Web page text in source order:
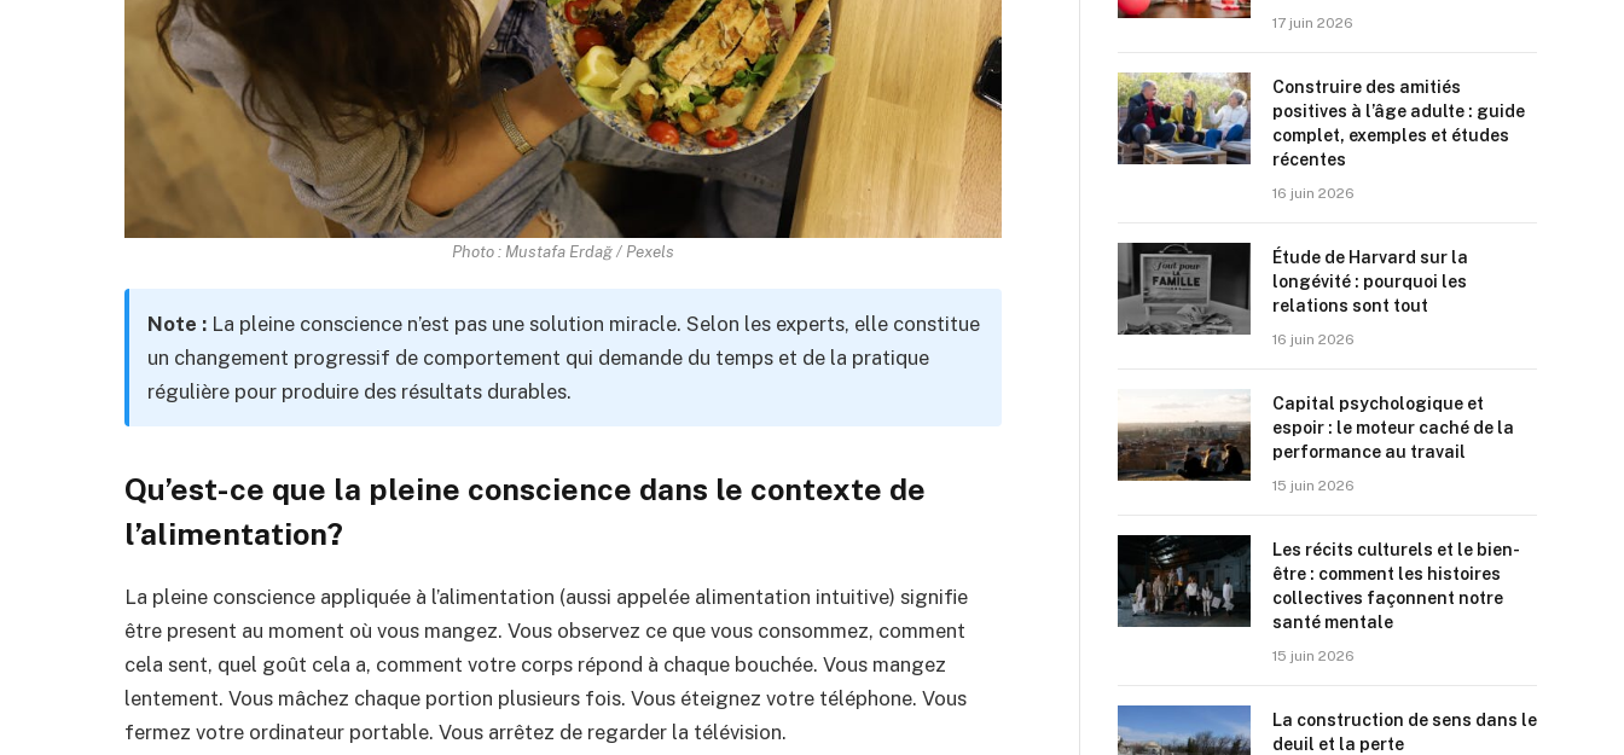
Photo : Mustafa Erdağ / Pexels
Note : La pleine conscience n’est pas une solution miracle. Selon les experts, elle constitue
un changement progressif de comportement qui demande du temps et de la pratique
régulière pour produire des résultats durables.
Qu’est-ce que la pleine conscience dans le contexte de
l’alimentation?
La pleine conscience appliquée à l’alimentation (aussi appelée alimentation intuitive) signifie
être present au moment où vous mangez. Vous observez ce que vous consommez, comment
cela sent, quel goût cela a, comment votre corps répond à chaque bouchée. Vous mangez
lentement. Vous mâchez chaque portion plusieurs fois. Vous éteignez votre téléphone. Vous
fermez votre ordinateur portable. Vous arrêtez de regarder la télévision.
17 juin 2026
Construire des amitiés
positives à l’âge adulte : guide
complet, exemples et études
récentes
16 juin 2026
Étude de Harvard sur la
longévité : pourquoi les
relations sont tout
16 juin 2026
Capital psychologique et
espoir : le moteur caché de la
performance au travail
15 juin 2026
Les récits culturels et le bien-
être : comment les histoires
collectives façonnent notre
santé mentale
15 juin 2026
La construction de sens dans le
deuil et la perte